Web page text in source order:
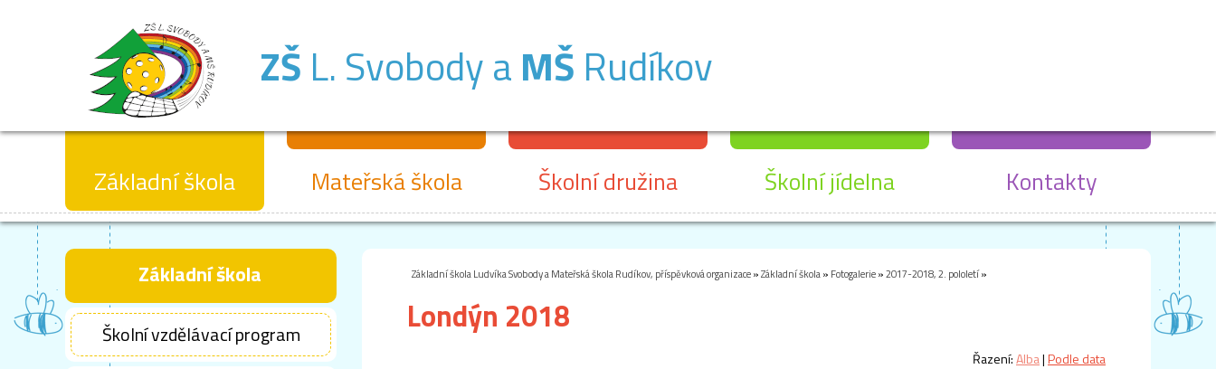
ZŠ L. Svobody aMŠ Rudíkov
Základní škola Mateřská škola Školní družina Školní jídelna Kontakty
Základní škola Ludvíka Svobody a Mateřská škola Rudíkov, příspěvková organizace»Základní škola» Fotogalerie»2017-2018, 2. pololetí»
Londýn 2018
Řazení:Alba|Podle data
Základní škola
Školní vzdělávací program